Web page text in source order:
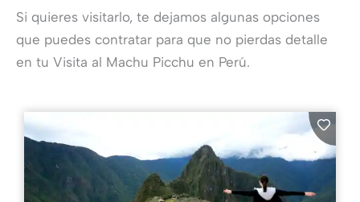
Si quieres visitarlo, te dejamos algunas opciones
que puedes contratar para que no pierdas detalle
en tu Visita al Machu Picchu en Perú.